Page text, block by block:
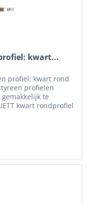
kwart...
profiel: kwart rond
profielen
te
kwart rondprofiel